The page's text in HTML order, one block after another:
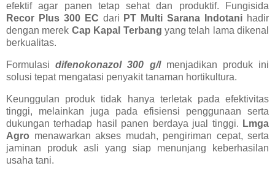
efektif agar panen tetap sehat dan produktif. Fungisida
Recor Plus 300 EC dari PT Multi Sarana Indotani hadir
dengan merek Cap Kapal Terbang yang telah lama dikenal
berkualitas.
Formulasidifenokonazol 300 g/lmenjadikan produk ini
solusi tepat mengatasi penyakit tanaman hortikultura.
Keunggulan produk tidak hanya terletak pada efektivitas
tinggi, melainkan juga pada efisiensi penggunaan serta
dukungan terhadap hasil panen berdaya jual tinggi. Lmga
Agro menawarkan akses mudah, pengiriman cepat, serta
jaminan produk asli yang siap menunjang keberhasilan
usaha tani.